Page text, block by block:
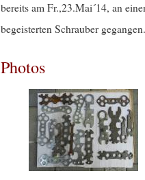
bereits am Fr.,23.Mai´14, an
begeisterten Schrauber
Photos